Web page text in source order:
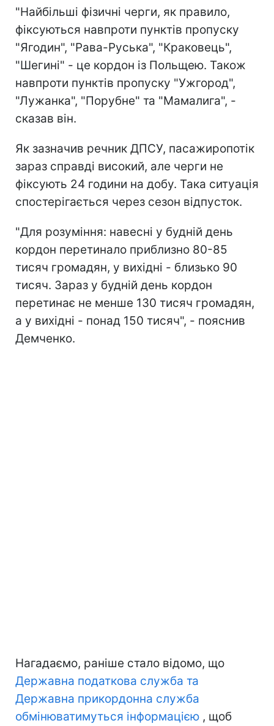
"Найбільші фізичні черги, як правило,
фіксуються навпроти пунктів пропуску
"Ягодин", "Рава-Руська", "Краковець",
"Шегині" - це кордон із Польщею. Також
навпроти пунктів пропуску "Ужгород",
"Лужанка", "Порубне" та "Мамалига", -
сказав він.
Як зазначив речник ДПСУ, пасажиропотік
зараз справді високий, але черги не
фіксують 24 години на добу. Така ситуація
спостерігається через сезон відпусток.
"Для розуміння: навесні у будній день
кордон перетинало приблизно 80-85
тисяч громадян, у вихідні - близько 90
тисяч. Зараз у будній день кордон
перетинає не менше 130 тисяч громадян,
а у вихідні - понад 150 тисяч", - пояснив
Демченко.
Нагадаємо, раніше стало відомо, що
Державна податкова служба та
Державна прикордонна служба
обмінюватимуться інформацією , щоб